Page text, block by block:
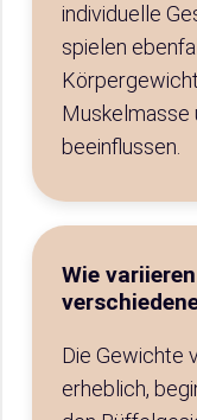
individuelle
spielen
Muskelmasse
beeinflussen.
Wie
Die Gewichte
erheblich,